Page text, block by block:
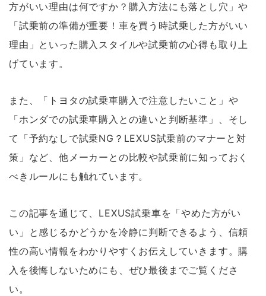
方がいい理由は何ですか？購入方法にも落とし穴」や
「試乗前の準備が重要！車を買う時試乗した方がいい
理由」といった購入スタイルや試乗前の心得も取り上
げています。
また、「トヨタの試乗車購入で注意したいこと」や
「ホンダでの試乗車購入との違いと判断基準」、そし
て「予約なしで試乗NG？LEXUS試乗前のマナーと対
策」など、他メーカーとの比較や試乗前に知っておく
べきルールにも触れています。
この記事を通じて、LEXUS試乗車を「やめた方がい
い」と感じるかどうかを冷静に判断できるよう、信頼
性の高い情報をわかりやすくお伝えしていきます。購
入を後悔しないためにも、ぜひ最後までご覧くださ
い。